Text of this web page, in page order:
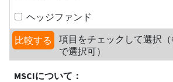
ヘッジファンド
比較する
項目をチェックして選択（
で選択可）
MSCIについて：